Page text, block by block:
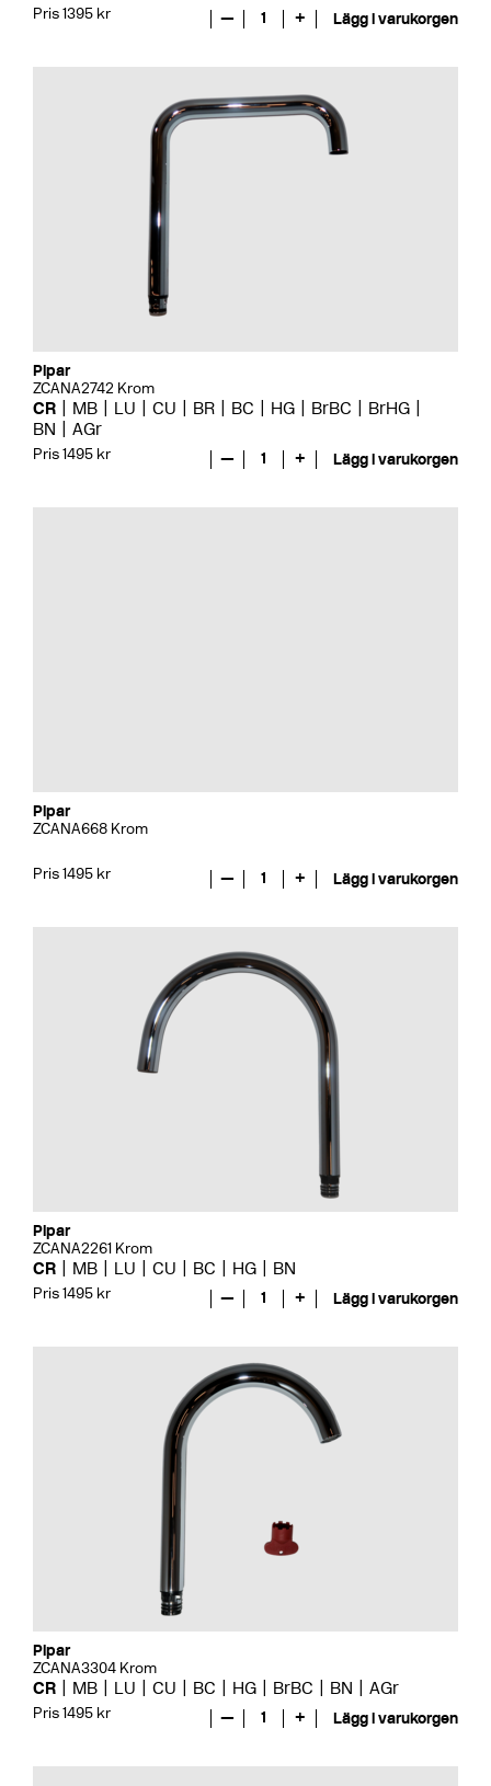
Pris 1395 kr — 1 + Lägg i varukorgen
Pipar
ZCANA2742 Krom
CR MB LU CU BR BC HG BrBC
BrHG
BN
AGr
Pris 1495 kr — 1 + Lägg i varukorgen
Pipar
ZCANA668 Krom
Pris 1495 kr — 1 + Lägg i varukorgen
Pipar
ZCANA2261 Krom
CR MB LU CU BC HG BN
Pris 1495 kr — 1 + Lägg i varukorgen
Pipar
ZCANA3304 Krom
CR MB LU CU BC HG BrBC BN AGr
Pris 1495 kr — 1 + Lägg i varukorgen